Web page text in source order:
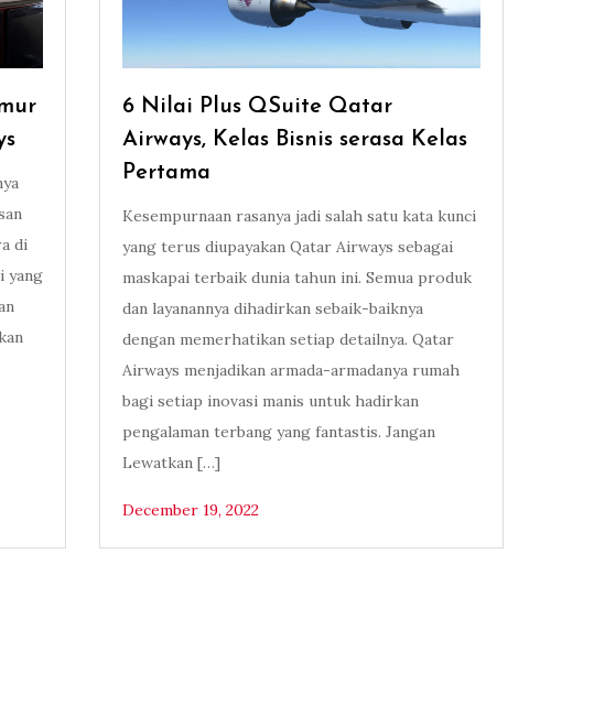
di
yang
6 Nilai Plus QSuite Qatar
Airways, Kelas Bisnis serasa Kelas
Pertama
Kesempurnaan rasanya jadi salah satu kata kunci
yang terus diupayakan Qatar Airways sebagai
maskapai terbaik dunia tahun ini. Semua produk
dan layanannya dihadirkan sebaik-baiknya
dengan memerhatikan setiap detailnya. Qatar
Airways menjadikan armada-armadanya rumah
bagi setiap inovasi manis untuk hadirkan
pengalaman terbang yang fantastis. Jangan
Lewatkan […]
December 19, 2022